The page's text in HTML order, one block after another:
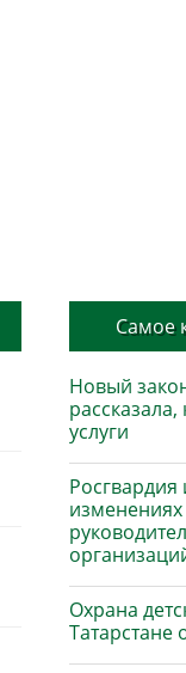
Самое
Новый
услуги
Охрана
Татарстане